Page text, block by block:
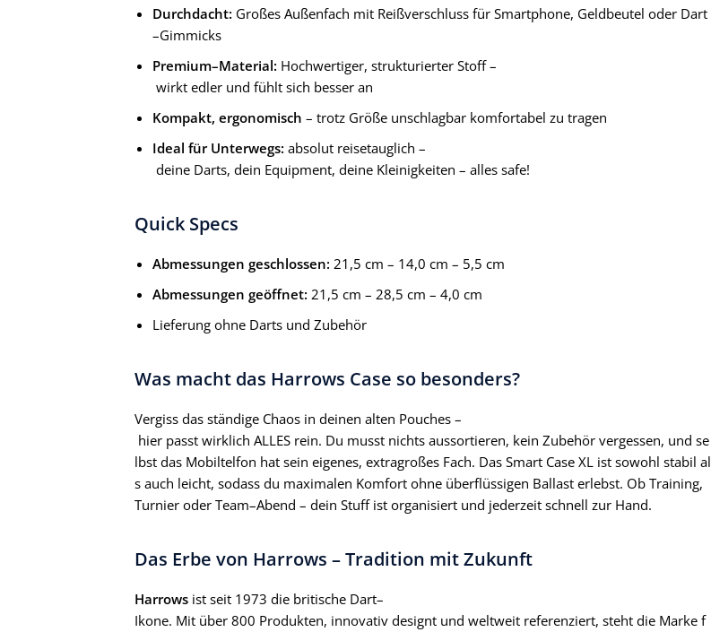
Durchdacht: Großes Außenfach mit Reißverschluss für Smartphone, Geldbeutel oder Dart
–Gimmicks
Premium–Material: Hochwertiger, strukturierter Stoff –
wirkt edler und fühlt sich besser an
Kompakt, ergonomisch – trotz Größe unschlagbar komfortabel zu tragen
Ideal für Unterwegs: absolut reisetauglich –
deine Darts, dein Equipment, deine Kleinigkeiten – alles safe!
Quick Specs
Abmessungen geschlossen: 21,5 cm – 14,0 cm – 5,5 cm
Abmessungen geöffnet: 21,5 cm – 28,5 cm – 4,0 cm
Lieferung ohne Darts und Zubehör
Was macht das Harrows Case so besonders?
Vergiss das ständige Chaos in deinen alten Pouches –
hier passt wirklich ALLES rein. Du musst nichts aussortieren, kein Zubehör vergessen, und se
lbst das Mobiltelfon hat sein eigenes, extragroßes Fach. Das Smart Case XL ist sowohl stabil al
s auch leicht, sodass du maximalen Komfort ohne überflüssigen Ballast erlebst. Ob Training,
Turnier oder Team–Abend – dein Stuff ist organisiert und jederzeit schnell zur Hand.
Das Erbe von Harrows – Tradition mit Zukunft
Harrows ist seit 1973 die britische Dart–
Ikone. Mit über 800 Produkten, innovativ designt und weltweit referenziert, steht die Marke f